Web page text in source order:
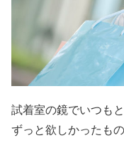
試着室の鏡でいつも
ずっと欲しかったも